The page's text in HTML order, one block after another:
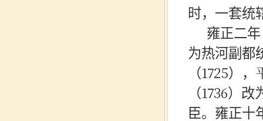
时，一套统
雍正二
为热河副都
（1725）
（1736）
臣。雍正十